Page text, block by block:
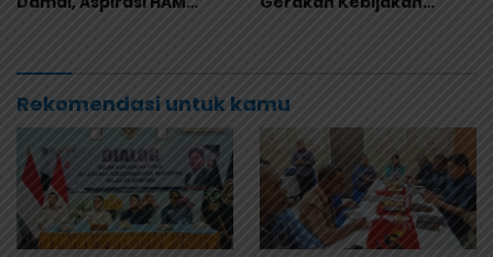
Rekomendasi untuk kamu